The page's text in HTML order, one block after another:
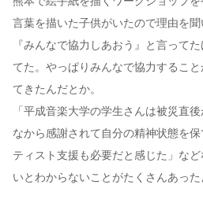
言葉を描いた子供がいたので理由を
『みんなで協力しあおう』と言って
てた。やっぱりみんなで協力するこ
てきたんだとか。
「平成音楽大学の学生さんは被災直
なから感謝されて自分の精神状態を
ティスト支援も必要だと感じた」な
いとわからないことがたくさんあった